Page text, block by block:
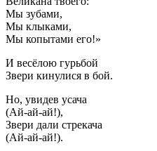
Мы зубами,
Мы клыками,
Мы копытами его!»
И весёлою гурьбой
Звери кинулися в бой.
Но, увидев усача
(Ай-ай-ай!),
Звери дали стрекача
(Ай-ай-ай!).